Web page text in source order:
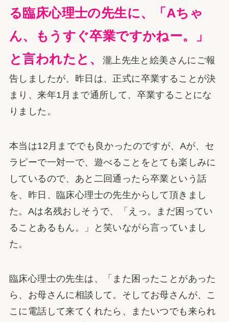
る臨床心理士の先生に、「Aちゃ
ん、もうすぐ卒業ですかねー。」
と言われたと、
瀧上先生と絵美さんにご報
告しましたが、昨日は、正式に卒業することが決
まり、来年1月まで通所して、卒業することにな
りました。
本当は12月まででも良かったのですが、Aが、セ
ラピーで一対一で、遊べることをとても楽しみに
しているので、あと二回通ったら卒業という話
を、昨日、臨床心理士の先生からして頂きまし
た。Aは名残おしそうで、「えっ。まだ困ってい
ることあるもん。」と笑いながら言っていまし
た。
臨床心理士の先生は、「また困ったことがあった
ら、お母さんに相談して。そしてお母さんが、こ
こに電話して来てくれたら、またいつでも来られ